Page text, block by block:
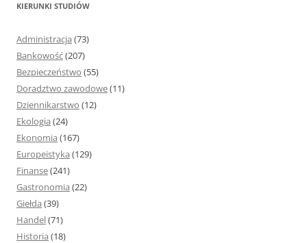
KIERUNKI STUDIÓW
Administracja (73)
Bankowość(207)
Bezpieczeństwo (55)
Doradztwo zawodowe(11)
Dziennikarstwo (12)
Ekologia (24)
Ekonomia (167)
Europeistyka (129)
Finanse(241)
Gastronomia (22)
Giełda (39)
Handel(71)
Historia (18)